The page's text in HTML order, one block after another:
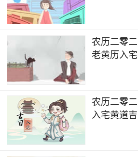
农历二零
老黄历入
农历二零
入宅黄道